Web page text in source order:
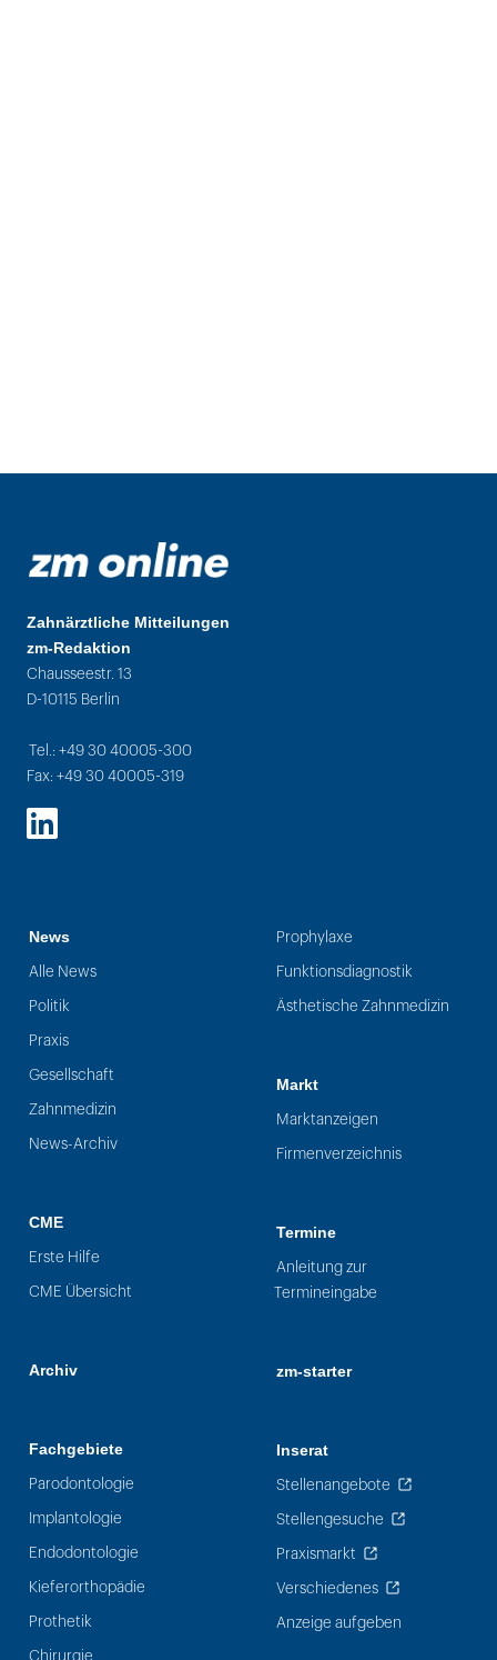
Zahnärztliche Mitteilungen
zm-Redaktion
Chausseestr. 13
D-10115 Berlin
Tel.: +49 30 40005-300
Fax: +49 30 40005-319
LinkedIn
News
Alle News
Politik
Praxis
Gesellschaft
Zahnmedizin
News-Archiv
CME
Erste Hilfe
CME Übersicht
Archiv
Fachgebiete
Parodontologie
Implantologie
Endodontologie
Kieferorthopädie
Prothetik
Chirurgie
Prophylaxe
Funktionsdiagnostik
Ästhetische Zahnmedizin
Markt
Marktanzeigen
Firmenverzeichnis
Termine
Anleitung zur
Termineingabe
zm-starter
Inserat
Stellenangebote
Stellengesuche
Praxismarkt
Verschiedenes
Anzeige aufgeben